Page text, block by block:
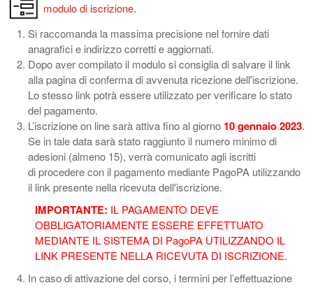
modulo di iscrizione.
Si raccomanda la massima precisione nel fornire dati
anagrafici e indirizzo corretti e aggiornati.
Dopo aver compilato il modulo si consiglia di salvare il link
alla pagina di conferma di avvenuta ricezione dell'iscrizione.
Lo stesso link potrà essere utilizzato per verificare lo stato
del pagamento.
L’iscrizione on line sarà attiva fino al giorno 10 gennaio 2023.
Se in tale data sarà stato raggiunto il numero minimo di
adesioni (almeno 15), verrà comunicato agli iscritti
di procedere con il pagamento mediante PagoPA utilizzando
il link presente nella ricevuta dell'iscrizione.
IMPORTANTE: IL PAGAMENTO DEVE
OBBLIGATORIAMENTE ESSERE EFFETTUATO
MEDIANTE IL SISTEMA DI PagoPA UTILIZZANDO IL
LINK PRESENTE NELLA RICEVUTA DI ISCRIZIONE.
In caso di attivazione del corso, i termini per l’effettuazione